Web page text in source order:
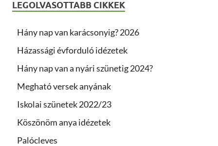
LEGOLVASOTTABB CIKKEK
Hány nap van karácsonyig? 2026
Házassági évforduló idézetek
Hány nap van a nyári szünetig 2024?
Megható versek anyának
Iskolai szünetek 2022/23
Köszönöm anya idézetek
Palócleves